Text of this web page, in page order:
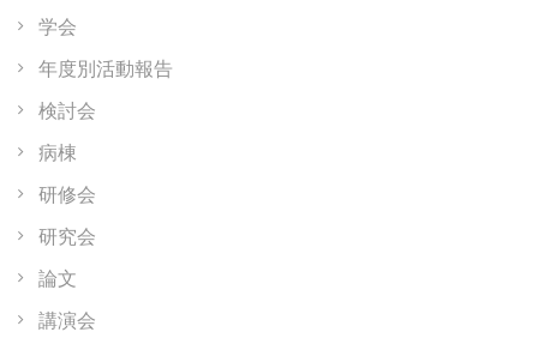
学会
年度別活動報告
検討会
病棟
研修会
研究会
論文
講演会